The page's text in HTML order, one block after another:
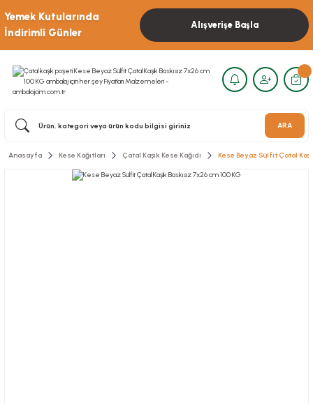
Yemek Kutularında
İndirimli Günler
Alışverişe Başla
ARA
Anasayfa Kese Kağıtları Çatal Kaşık Kese Kağıdı Kese Beyaz Sülfit Çatal